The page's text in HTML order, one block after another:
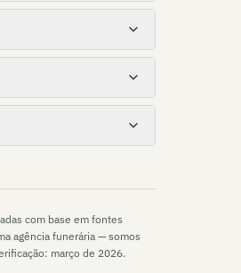
com base em fontes
agência funerária — somos
março de 2026.